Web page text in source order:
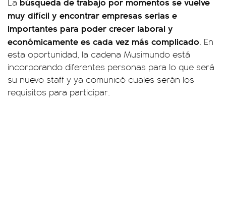
muy difícil y encontrar empresas serias e
importantes para poder crecer laboral y
económicamente es cada vez más complicado. En
esta oportunidad, la cadena Musimundo está
incorporando diferentes personas para lo que será
su nuevo staff y ya comunicó cuales serán los
requisitos para participar.